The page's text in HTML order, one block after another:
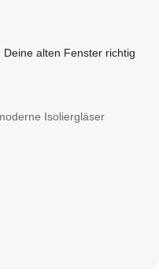
alten Fenster richtig
Isoliergläser